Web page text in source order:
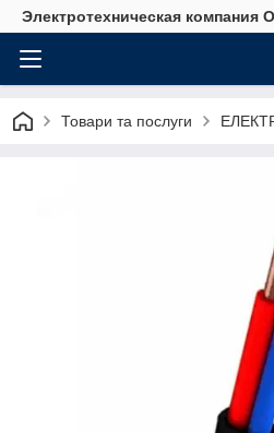
Электротехническая
Товари та послуги